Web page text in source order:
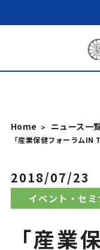
Home ニュース一
「産業保健フォーラム
2018/07/23
イベント・セ
「産業